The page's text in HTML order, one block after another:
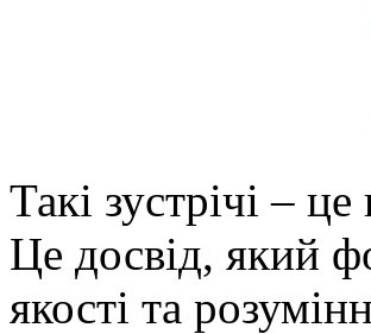
Такі зустрічі –
Це досвід, який
якості та